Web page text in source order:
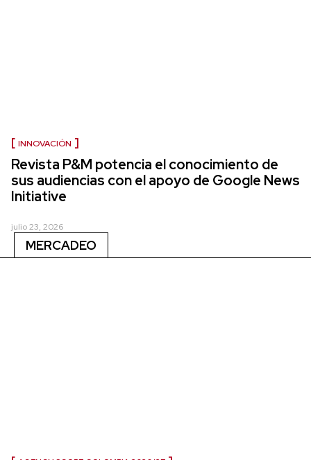
INNOVACIÓN
Revista P&M potencia el conocimiento de
sus audiencias con el apoyo de Google News
Initiative
julio 23, 2026
MERCADEO